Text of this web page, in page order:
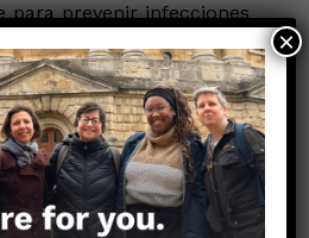
para prevenir infecciones
queRead more…
COVID-19
“fuga de
×